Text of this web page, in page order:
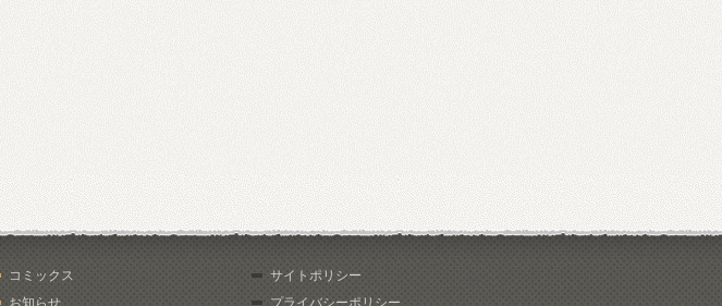
コミックス
お知らせ
サイトポリシー
プライバシーポリシー